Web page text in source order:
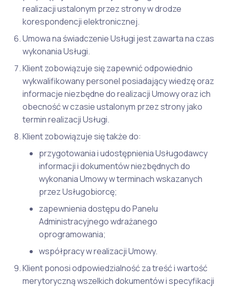
realizacji ustalonym przez strony w drodze
korespondencji elektronicznej.
Umowa na świadczenie Usługi jest zawarta na czas
wykonania Usługi.
Klient zobowiązuje się zapewnić odpowiednio
wykwalifikowany personel posiadający wiedzę oraz
informacje niezbędne do realizacji Umowy oraz ich
obecność w czasie ustalonym przez strony jako
termin realizacji Usługi.
Klient zobowiązuje się także do:
przygotowania i udostępnienia Usługodawcy
informacji i dokumentów niezbędnych do
wykonania Umowy w terminach wskazanych
przez Usługobiorcę;
zapewnienia dostępu do Panelu
Administracyjnego wdrażanego
oprogramowania;
współpracy w realizacji Umowy.
Klient ponosi odpowiedzialność za treść i wartość
merytoryczną wszelkich dokumentów i specyfikacji